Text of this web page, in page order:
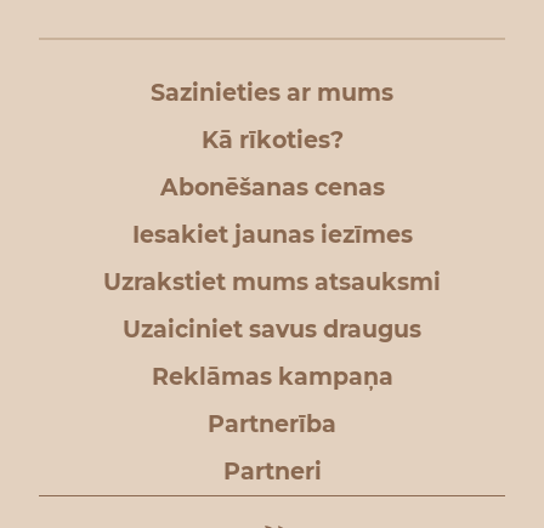
Sazinieties ar mums
Kā rīkoties?
Abonēšanas cenas
Iesakiet jaunas iezīmes
Uzrakstiet mums atsauksmi
Uzaiciniet savus draugus
Reklāmas kampaņa
Partnerība
Partneri